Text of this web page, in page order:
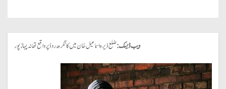
ویب ڈیسک:ضلع ڈیرہ اسماعیل خان میں کاٹگرھ روڈ پر واقع تھانہ پہاڑپور